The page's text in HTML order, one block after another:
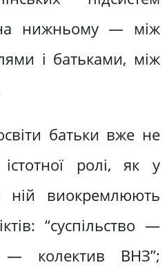
на нижньому — між
і батьками, між
батьки вже не
ролі, як у
ній виокремлюють
“суспільство —
— колектив ВНЗ”;